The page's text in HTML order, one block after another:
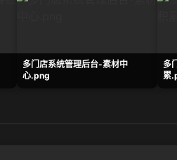
多门店系统管理后台-素材中
心.png
多
累